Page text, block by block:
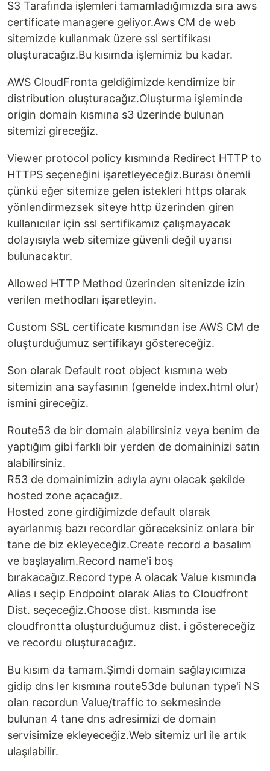
S3 Tarafında işlemleri tamamladığımızda sıra aws
certificate managere geliyor.Aws CM de web
sitemizde kullanmak üzere ssl sertifikası
oluşturacağız.Bu kısımda işlemimiz bu kadar.
AWS CloudFronta geldiğimizde kendimize bir
distribution oluşturacağız.Oluşturma işleminde
origin domain kısmına s3 üzerinde bulunan
sitemizi gireceğiz.
Viewer protocol policy kısmında Redirect HTTP to
HTTPS seçeneğini işaretleyeceğiz.Burası önemli
çünkü eğer sitemize gelen istekleri https olarak
yönlendirmezsek siteye http üzerinden giren
kullanıcılar için ssl sertifikamız çalışmayacak
dolayısıyla web sitemize güvenli değil uyarısı
bulunacaktır.
Allowed HTTP Method üzerinden sitenizde izin
verilen methodları işaretleyin.
Custom SSL certificate kısmından ise AWS CM de
oluşturduğumuz sertifikayı göstereceğiz.
Son olarak Default root object kısmına web
sitemizin ana sayfasının (genelde index.html olur)
ismini gireceğiz.
Route53 de bir domain alabilirsiniz veya benim de
yaptığım gibi farklı bir yerden de domaininizi satın
alabilirsiniz.
R53 de domainimizin adıyla aynı olacak şekilde
hosted zone açacağız.
Hosted zone girdiğimizde default olarak
ayarlanmış bazı recordlar göreceksiniz onlara bir
tane de biz ekleyeceğiz.Create record a basalım
ve başlayalım.Record name'i boş
bırakacağız.Record type A olacak Value kısmında
Alias ı seçip Endpoint olarak Alias to Cloudfront
Dist. seçeceğiz.Choose dist. kısmında ise
cloudfrontta oluşturduğumuz dist. i göstereceğiz
ve recordu oluşturacağız.
Bu kısım da tamam.Şimdi domain sağlayıcımıza
gidip dns ler kısmına route53de bulunan type'i NS
olan recordun Value/traffic to sekmesinde
bulunan 4 tane dns adresimizi de domain
servisimize ekleyeceğiz.Web sitemiz url ile artık
ulaşılabilir.